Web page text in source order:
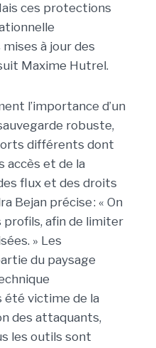
ces protections
à jour des
Maxime Hutrel.
l’importance d’un
robuste,
différents dont
accès et de la
flux et des droits
Bejan précise : « On
profils, afin de limiter
» Les
du paysage
été victime de la
des attaquants,
les outils sont